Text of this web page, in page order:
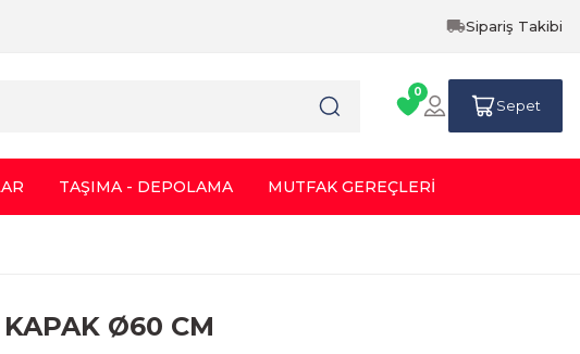
Sipariş Takibi
0
Sepet
TAŞIMA - DEPOLAMA MUTFAK GEREÇLERİ
KAPAK Ø60 CM